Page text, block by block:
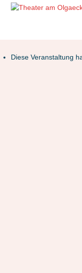
Diese Veranstaltung